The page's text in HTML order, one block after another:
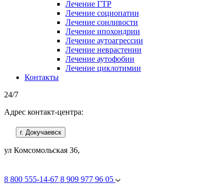
Лечение ГТР
Лечение социопатии
Лечение сонливости
Лечение ипохондрии
Лечение аутоагрессии
Лечение неврастении
Лечение аутофобии
Лечение циклотимии
Контакты
24/7
Адрес контакт-центра:
г. Докучаевск
ул Комсомольская 36,
8 800 555-14-67 8 909 977 96 05